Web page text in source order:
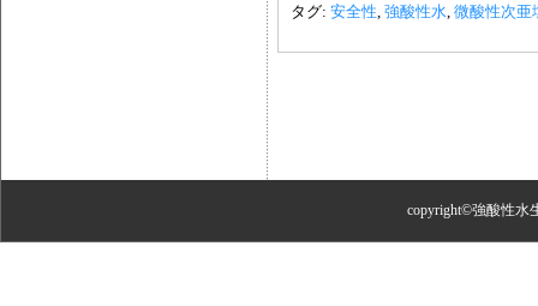
タグ: 安全性 強酸性水 微酸性次亜
copyright©強酸性水